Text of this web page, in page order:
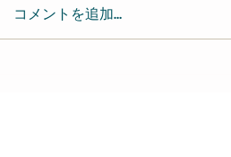
コメントを追加…